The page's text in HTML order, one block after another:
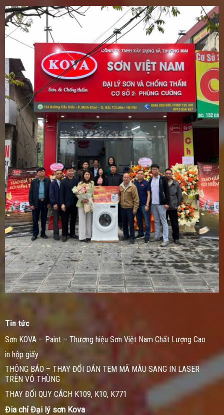
Tin tức
Sơn KOVA – Paint – Thương hiệu Sơn Việt Nam Chất Lượng Cao
in hộp giấy
THÔNG BÁO – THAY ĐỔI DÁN TEM MÃ MÀU SANG IN LASER
TRÊN VỎ THÙNG
THAY ĐỔI QUY CÁCH K109, K10, K771
Đia chỉ Đại lý sơn Kova